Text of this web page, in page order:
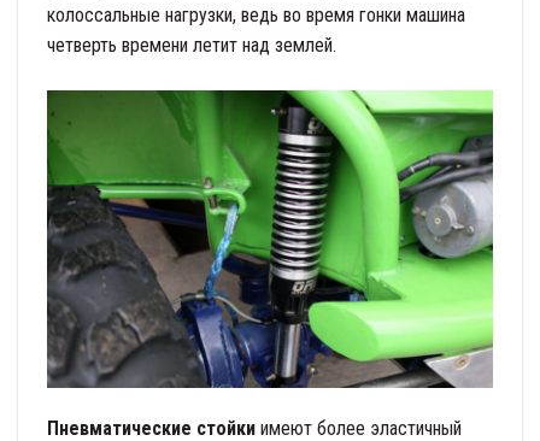
колоссальные нагрузки, ведь во время гонки машина
четверть времени летит над землей.
Пневматические стойки имеют более эластичный